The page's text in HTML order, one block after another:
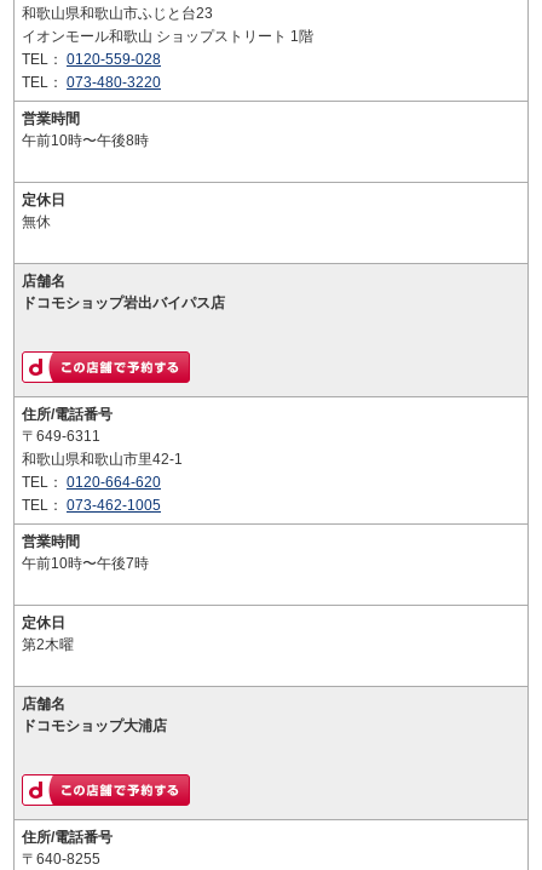
和歌山県和歌山市ふじと台23
イオンモール和歌山 ショップストリート 1階
TEL： 0120-559-028
TEL： 073-480-3220
営業時間
午前10時〜午後8時
定休日
無休
店舗名
ドコモショップ岩出バイパス店
住所/電話番号
〒649-6311
和歌山県和歌山市里42-1
TEL： 0120-664-620
TEL： 073-462-1005
営業時間
午前10時〜午後7時
定休日
第2木曜
店舗名
ドコモショップ大浦店
住所/電話番号
〒640-8255